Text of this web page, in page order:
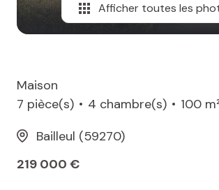
Afficher toutes les
Maison
7 pièce(s)
4 chambre(s)
100
Bailleul (59270)
219 000 €